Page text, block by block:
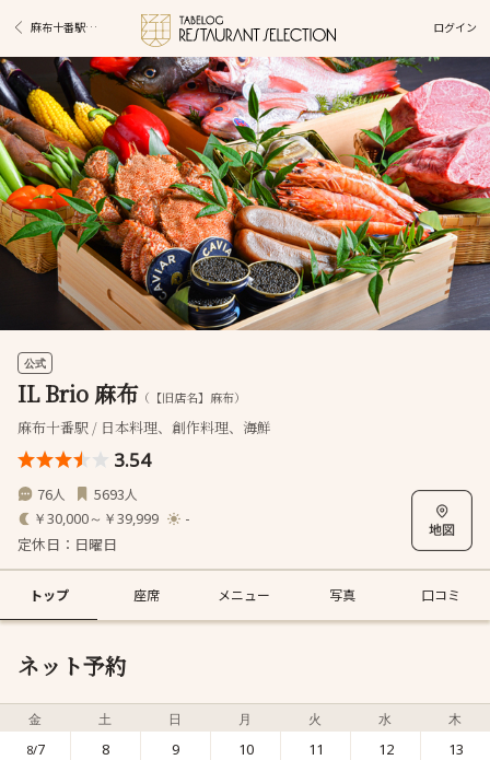
麻布十番駅グルメ ログイン
公式
IL Brio 麻布 （【旧店名】麻布）
麻布十番駅 / 日本料理、創作料理、海鮮
3.54
76人 5693人
￥30,000～￥39,999 -
定休日：日曜日
トップ 座席 メニュー 写真 口コミ
ネット予約
金 土 日 月 火 水 木
8/7 8 9 10 11 12 13